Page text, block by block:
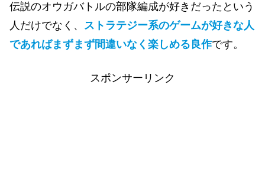
伝説のオウガバトルの部隊編成が好きだったという
人だけでなく、 ストラテジー系のゲームが好きな人
であればまずまず間違いなく楽しめる良作です。
スポンサーリンク